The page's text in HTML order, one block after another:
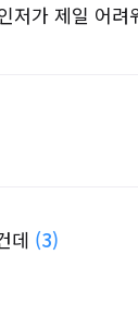
저가 제일 어려
데 (3)